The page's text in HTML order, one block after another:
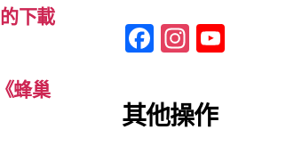
下載
蜂巢
F
a
c
e
In
st
a
gr
其他操作